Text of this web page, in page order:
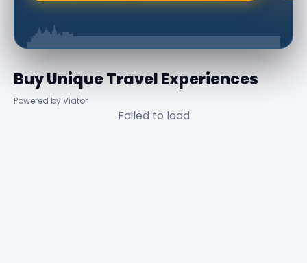
Buy Unique Travel Experiences
Powered by Viator
Failed to load